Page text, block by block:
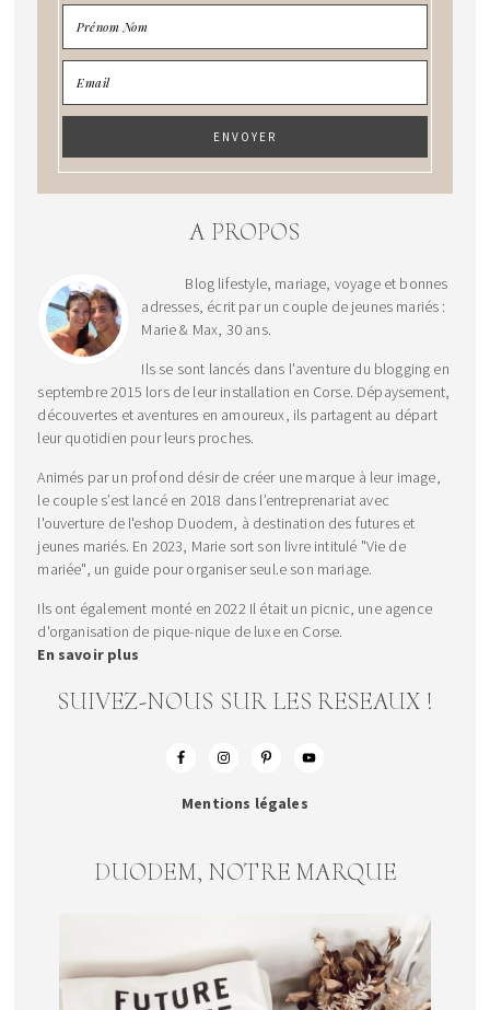
A PROPOS
Blog lifestyle, mariage, voyage et bonnes
adresses, écrit par un couple de jeunes mariés :
Marie & Max, 30 ans.
Ils se sont lancés dans l'aventure du blogging en
septembre 2015 lors de leur installation en Corse. Dépaysement,
découvertes et aventures en amoureux, ils partagent au départ
leur quotidien pour leurs proches.
Animés par un profond désir de créer une marque à leur image,
le couple s’est lancé en 2018 dans l’entreprenariat avec
l'ouverture de l'eshop Duodem, à destination des futures et
jeunes mariés. En 2023, Marie sort son livre intitulé "Vie de
mariée", un guide pour organiser seul.e son mariage.
Ils ont également monté en 2022 Il était un picnic, une agence
d'organisation de pique-nique de luxe en Corse.
En savoir plus
SUIVEZ-NOUS SUR LES RESEAUX !
Mentions légales
DUODEM, NOTRE MARQUE